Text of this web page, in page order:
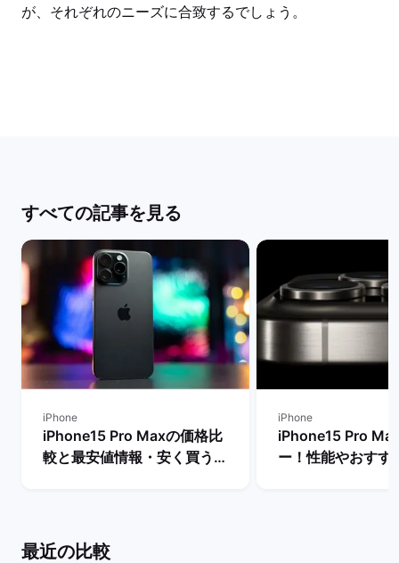
が、それぞれのニーズに合致するでしょう。
すべての記事を見る
iPhone
iPhone15 Pro Maxの価格比
較と最安値情報・安く買う方
iPhone
iPhone15 Pro
ー！性能やおすす
最近の比較